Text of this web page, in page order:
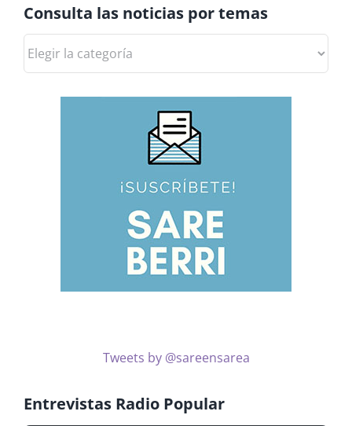
Consulta las noticias por temas
las
Tweets by @sareensarea
Entrevistas Radio Popular